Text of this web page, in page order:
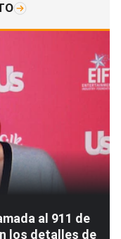
al 911 de
los detalles de